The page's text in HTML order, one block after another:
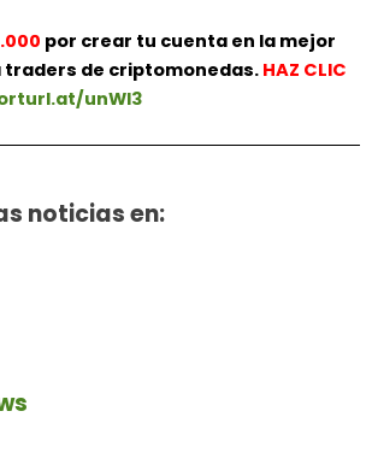
por crear tu cuenta en la mejor
de criptomonedas. HAZ CLIC
unWl3
noticias en: